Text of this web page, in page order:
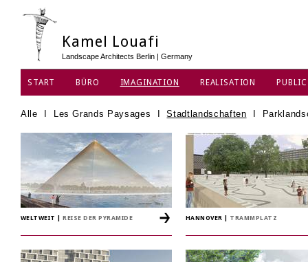
Kamel Louafi
Landscape Architects Berlin | Germany
START BÜRO IMAGINATION REALISATION
DATENSCHUTZ
Alle Les Grands Paysages IStadtlandschaften
WELTWEIT |REISE DER PYRAMIDE HANNOVER TRAMMPLATZ